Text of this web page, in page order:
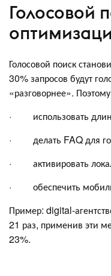
Голосовой
Голосовой поиск
30% запросов будут
«разговорнее».
· использовать
· делать FAQ для
· активировать
· обеспечить
Пример: digital-
21 раз, применив эти
23%.